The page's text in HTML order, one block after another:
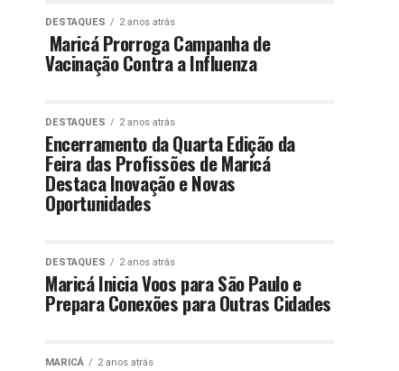
DESTAQUES 2 anos atrás
Maricá Prorroga Campanha de
Vacinação Contra a Influenza
DESTAQUES 2 anos atrás
Encerramento da Quarta Edição da
Feira das Profissões de Maricá
Destaca Inovação e Novas
Oportunidades
DESTAQUES 2 anos atrás
Maricá Inicia Voos para São Paulo e
Prepara Conexões para Outras Cidades
MARICÁ 2 anos atrás